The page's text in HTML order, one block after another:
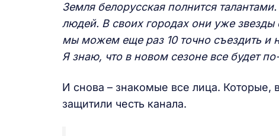
Земля белорусская полнится
людей. В своих городах они уже
мы можем еще раз 10 точно съездить и
Я знаю, что в новом сезоне все будет
И снова – знакомые все лица. Которые,
защитили честь канала.